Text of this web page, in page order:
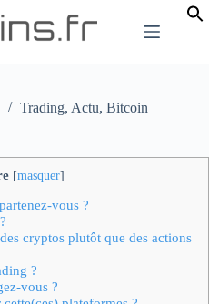
Trading, Actu, Bitcoin
[masquer]
vous ?
cryptos plutôt que des actions
?
vous ?